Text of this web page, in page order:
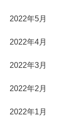
2022年5月
2022年4月
2022年3月
2022年2月
2022年1月